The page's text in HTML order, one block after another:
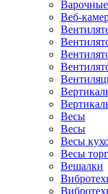
Варочные
Веб-
Весы
Весы
Весы
Весы
Вешалки